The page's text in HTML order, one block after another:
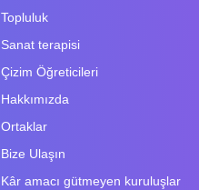
Topluluk
Sanat terapisi
Çizim Öğreticileri
Hakkımızda
Ortaklar
Bize Ulaşın
Kâr amacı gütmeyen kuruluşlar